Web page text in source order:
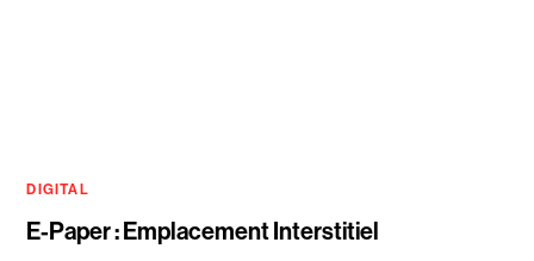
DIGITAL
E-Paper : Emplacement Interstitiel